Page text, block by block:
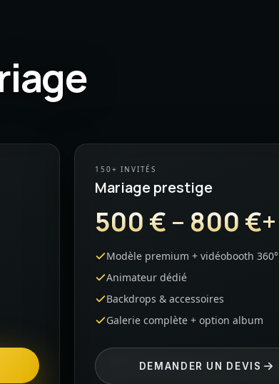
150+ INVITÉS
Mariage prestige
500 € – 800 €+
Modèle premium + vidéobooth 360°
Animateur dédié
Backdrops & accessoires
Galerie complète + option album
DEMANDER UN DEVIS